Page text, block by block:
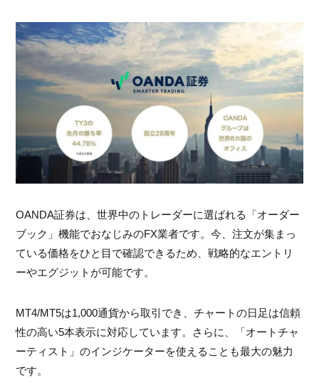
OANDA証券は、世界中のトレーダーに選ばれる「オーダー
ブック」機能でおなじみのFX業者です。今、注文が集まっ
ている価格をひと目で確認できるため、戦略的なエントリ
ーやエグジットが可能です。
MT4/MT5は1,000通貨から取引でき、チャートの日足は信頼
性の高い5本表示に対応しています。さらに、「オートチャ
ーティスト」のインジケーターを使えることも最大の魅力
です。